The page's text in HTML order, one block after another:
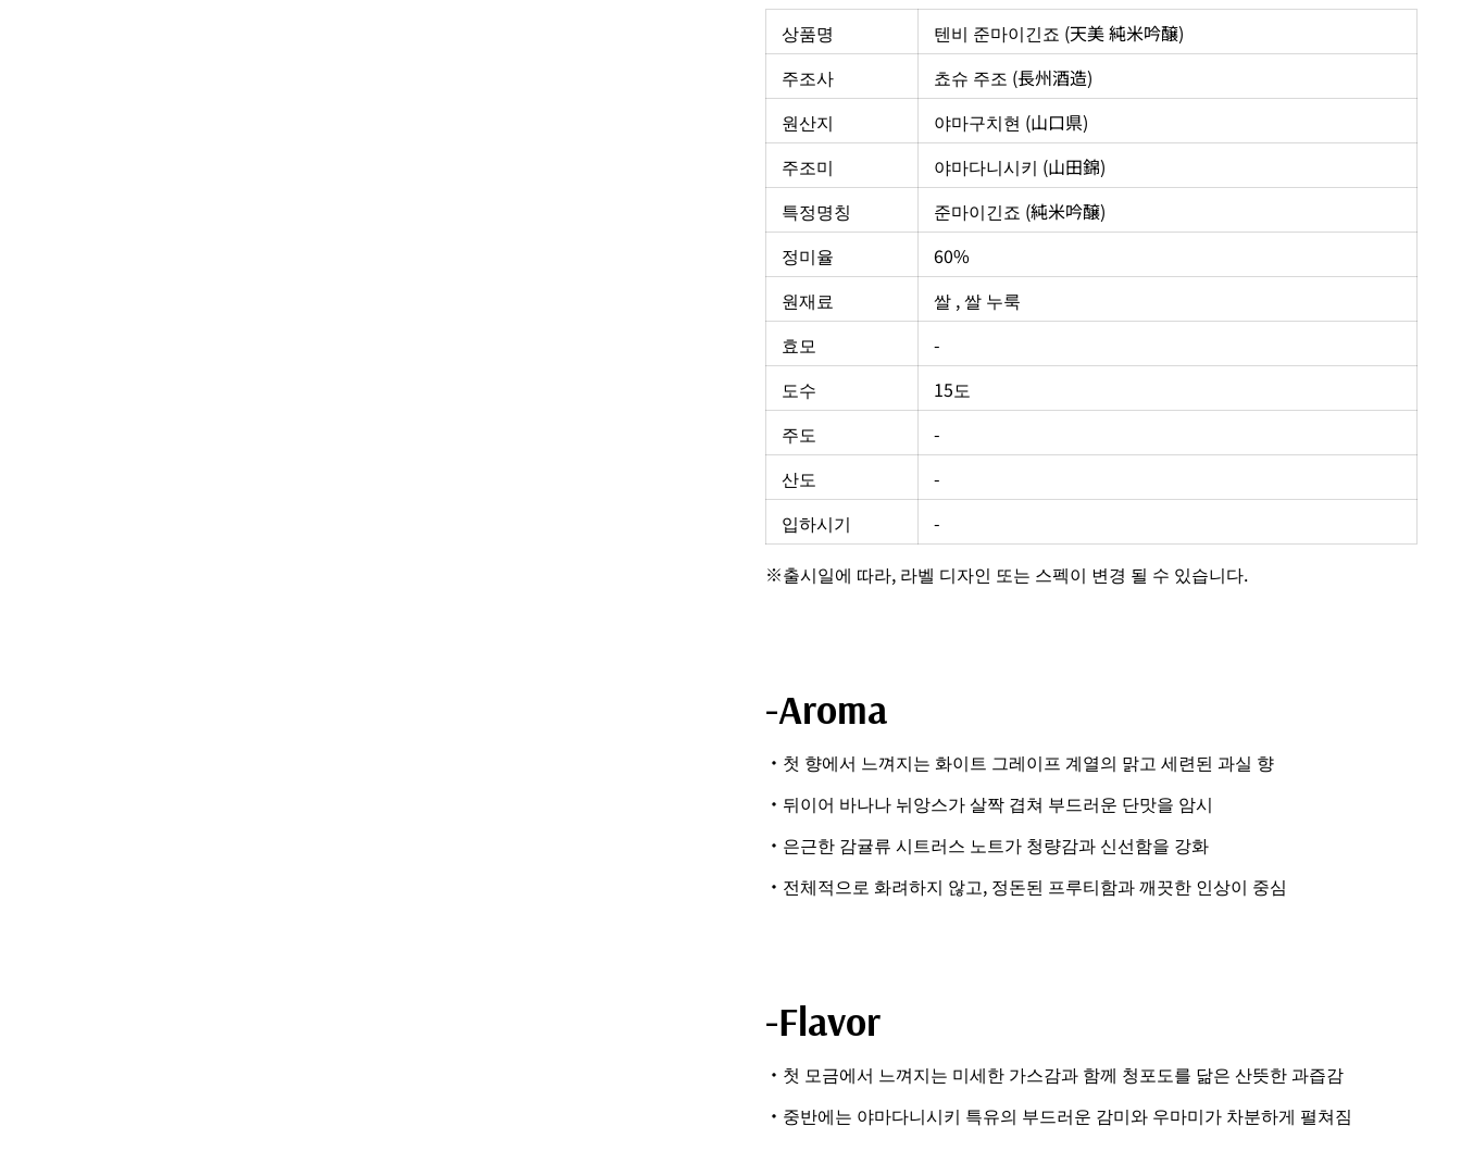
상품명
텐비 준마이긴죠 (天美 純米吟醸)
주조사
쵸슈 주조 (長州酒造)
원산지
야마구치현 (山口県)
주조미
야마다니시키 (山田錦)
특정명칭
준마이긴죠 (純米吟醸)
정미율
60%
원재료
쌀 , 쌀 누룩
효모
-
도수
15도
주도
-
산도
-
입하시기
-
※출시일에 따라, 라벨 디자인 또는 스펙이 변경 될 수 있습니다.
-Aroma
・첫 향에서 느껴지는 화이트 그레이프 계열의 맑고 세련된 과실 향
・뒤이어 바나나 뉘앙스가 살짝 겹쳐 부드러운 단맛을 암시
・은근한 감귤류 시트러스 노트가 청량감과 신선함을 강화
・전체적으로 화려하지 않고, 정돈된 프루티함과 깨끗한 인상이 중심
-Flavor
・첫 모금에서 느껴지는 미세한 가스감과 함께 청포도를 닮은 산뜻한 과즙감
・중반에는 야마다니시키 특유의 부드러운 감미와 우마미가 차분하게 펼쳐짐